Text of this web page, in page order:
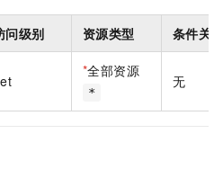
问级别 资源类型 条件关
*全部资源
*
无